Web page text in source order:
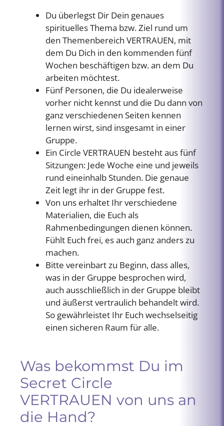
Du überlegst Dir Dein genaues
spirituelles Thema bzw. Ziel rund um
den Themenbereich VERTRAUEN, mit
dem Du Dich in den kommenden fünf
Wochen beschäftigen bzw. an dem Du
arbeiten möchtest.
Fünf Personen, die Du idealerweise
vorher nicht kennst und die Du dann von
ganz verschiedenen Seiten kennen
lernen wirst, sind insgesamt in einer
Gruppe.
Ein Circle VERTRAUEN besteht aus fünf
Sitzungen: Jede Woche eine und jeweils
rund eineinhalb Stunden. Die genaue
Zeit legt ihr in der Gruppe fest.
Von uns erhaltet Ihr verschiedene
Materialien, die Euch als
Rahmenbedingungen dienen können.
Fühlt Euch frei, es auch ganz anders zu
machen.
Bitte vereinbart zu Beginn, dass alles,
was in der Gruppe besprochen wird,
auch ausschließlich in der Gruppe bleibt
und äußerst vertraulich behandelt wird.
So gewährleistet Ihr Euch wechselseitig
einen sicheren Raum für alle.
Was bekommst Du im
Secret Circle
VERTRAUEN von uns an
die Hand?